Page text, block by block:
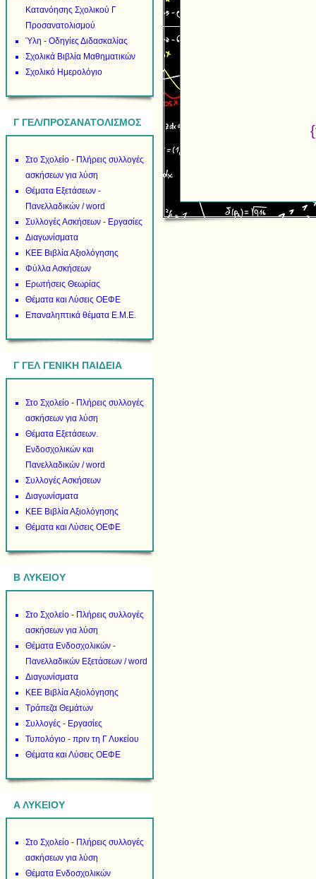
Κατανόησης Σχολικού Γ
Προσανατολισμού
Ύλη - Οδηγίες Διδασκαλίας
Σχολικά Βιβλία Μαθηματικών
Σχολικό Ημερολόγιο
Γ ΓΕΛ/ΠΡΟΣΑΝΑΤΟΛΙΣΜΟΣ
Στο Σχολείο - Πλήρεις συλλογές
ασκήσεων για λύση
Θέματα Εξετάσεων -
Πανελλαδικών / word
Συλλογές Ασκήσεων - Εργασίες
Διαγωνίσματα
ΚΕΕ Βιβλία Αξιολόγησης
Φύλλα Ασκήσεων
Ερωτήσεις Θεωρίας
Θέματα και Λύσεις ΟΕΦΕ
Επαναληπτικά θέματα Ε.Μ.Ε.
Γ ΓΕΛ ΓΕΝΙΚΗ ΠΑΙΔΕΙΑ
Στο Σχολείο - Πλήρεις συλλογές
ασκήσεων για λύση
Θέματα Εξετάσεων.
Ενδοσχολικών και
Πανελλαδικών / word
Συλλογές Ασκήσεων
Διαγωνίσματα
ΚΕΕ Βιβλία Αξιολόγησης
Θέματα και Λύσεις ΟΕΦΕ
B ΛΥΚΕΙΟΥ
Στο Σχολείο - Πλήρεις συλλογές
ασκήσεων για λύση
Θέματα Ενδοσχολικών -
Πανελλαδικών Εξετάσεων / word
Διαγωνίσματα
ΚΕΕ Βιβλία Αξιολόγησης
Τράπεζα Θεμάτων
Συλλογές - Εργασίες
Τυπολόγιο - πριν τη Γ Λυκείου
Θέματα και Λύσεις ΟΕΦΕ
Α ΛΥΚΕΙΟΥ
Στο Σχολείο - Πλήρεις συλλογές
ασκήσεων για λύση
Θέματα Ενδοσχολικών